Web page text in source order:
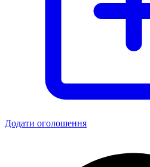
Додати оголошення